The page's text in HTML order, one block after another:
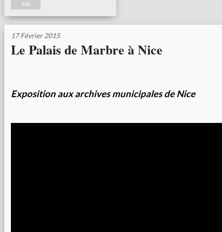
RSS
17 Février 2015
Le Palais de Marbre à Nice
Exposition aux archives municipales de Nice